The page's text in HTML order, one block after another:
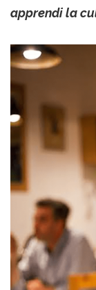
apprendi la